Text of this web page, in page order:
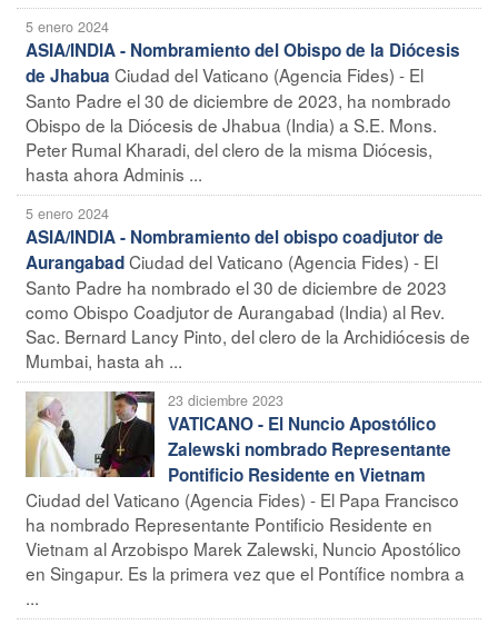
5 enero 2024
ASIA/INDIA - Nombramiento del Obispo de la Diócesis
de Jhabua Ciudad del Vaticano (Agencia Fides) - El
Santo Padre el 30 de diciembre de 2023, ha nombrado
Obispo de la Diócesis de Jhabua (India) a S.E. Mons.
Peter Rumal Kharadi, del clero de la misma Diócesis,
hasta ahora Adminis ...
5 enero 2024
ASIA/INDIA - Nombramiento del obispo coadjutor de
AurangabadCiudad del Vaticano (Agencia Fides) - El
Santo Padre ha nombrado el 30 de diciembre de 2023
como Obispo Coadjutor de Aurangabad (India) al Rev.
Sac. Bernard Lancy Pinto, del clero de la Archidiócesis de
Mumbai, hasta ah ...
23 diciembre 2023
VATICANO - El Nuncio Apostólico
Zalewski nombrado Representante
Pontificio Residente en Vietnam
Ciudad del Vaticano (Agencia Fides) - El Papa Francisco
ha nombrado Representante Pontificio Residente en
Vietnam al Arzobispo Marek Zalewski, Nuncio Apostólico
en Singapur. Es la primera vez que el Pontífice nombra a
...